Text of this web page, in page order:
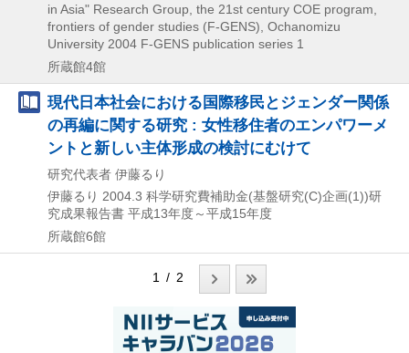
in Asia" Research Group, the 21st century COE program,
frontiers of gender studies (F-GENS), Ochanomizu
University 2004 F-GENS publication series 1
所蔵館4館
現代日本社会における国際移民とジェンダー関係
の再編に関する研究 : 女性移住者のエンパワーメ
ントと新しい主体形成の検討にむけて
研究代表者 伊藤るり
伊藤るり 2004.3 科学研究費補助金(基盤研究(C)企画(1))研
究成果報告書 平成13年度～平成15年度
所蔵館6館
1 / 2